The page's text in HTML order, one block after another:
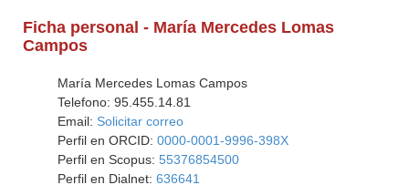
Ficha personal - María Mercedes Lomas
Campos
María Mercedes Lomas Campos
Telefono: 95.455.14.81
Email: Solicitar correo
Perfil en ORCID: 0000-0001-9996-398X
Perfil en Scopus: 55376854500
Perfil en Dialnet: 636641